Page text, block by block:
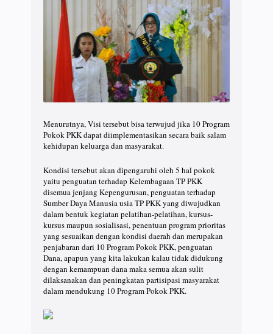
Menurutnya, Visi tersebut bisa terwujud jika 10 Program
Pokok PKK dapat diimplementasikan secara baik salam
kehidupan keluarga dan masyarakat.
Kondisi tersebut akan dipengaruhi oleh 5 hal pokok
yaitu penguatan terhadap Kelembagaan TP PKK
disemua jenjang Kepengurusan, penguatan terhadap
Sumber Daya Manusia usia TP PKK yang diwujudkan
dalam bentuk kegiatan pelatihan-pelatihan, kursus-
kursus maupun sosialisasi, penentuan program prioritas
yang sesuaikan dengan kondisi daerah dan merupakan
penjabaran dari 10 Program Pokok PKK, penguatan
Dana, apapun yang kita lakukan kalau tidak didukung
dengan kemampuan dana maka semua akan sulit
dilaksanakan dan peningkatan partisipasi masyarakat
dalam mendukung 10 Program Pokok PKK.